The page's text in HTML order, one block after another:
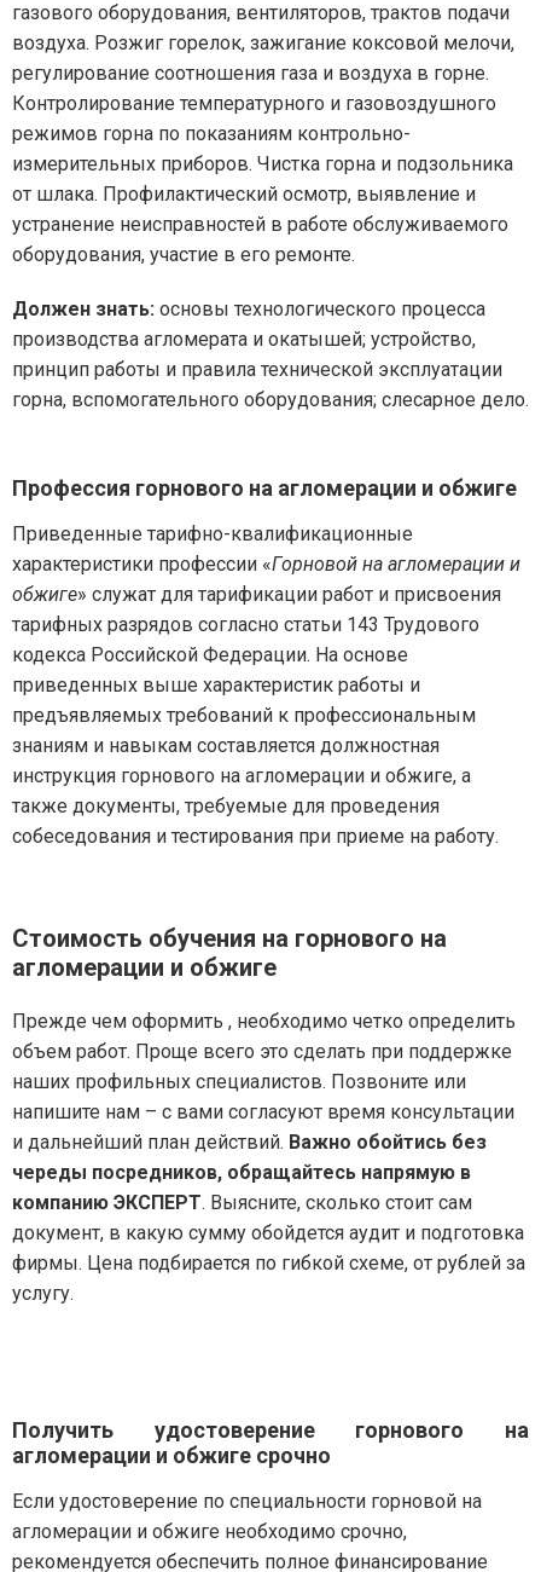
газового оборудования, вентиляторов, трактов подачи
воздуха. Розжиг горелок, зажигание коксовой мелочи,
регулирование соотношения газа и воздуха в горне.
Контролирование температурного и газовоздушного
режимов горна по показаниям контрольно-
измерительных приборов. Чистка горна и подзольника
от шлака. Профилактический осмотр, выявление и
устранение неисправностей в работе обслуживаемого
оборудования, участие в его ремонте.
Должен знать: основы технологического процесса
производства агломерата и окатышей; устройство,
принцип работы и правила технической эксплуатации
горна, вспомогательного оборудования; слесарное дело.
Профессия горнового на агломерации и обжиге
Приведенные тарифно-квалификационные
характеристики профессии «Горновой на агломерации и
обжиге» служат для тарификации работ и присвоения
тарифных разрядов согласно статьи 143 Трудового
кодекса Российской Федерации. На основе
приведенных выше характеристик работы и
предъявляемых требований к профессиональным
знаниям и навыкам составляется должностная
инструкция горнового на агломерации и обжиге, а
также документы, требуемые для проведения
собеседования и тестирования при приеме на работу.
Стоимость обучения на горнового на
агломерации и обжиге
Прежде чем оформить , необходимо четко определить
объем работ. Проще всего это сделать при поддержке
наших профильных специалистов. Позвоните или
напишите нам – с вами согласуют время консультации
и дальнейший план действий. Важно обойтись без
череды посредников, обращайтесь напрямую в
компанию ЭКСПЕРТ. Выясните, сколько стоит сам
документ, в какую сумму обойдется аудит и подготовка
фирмы. Цена подбирается по гибкой схеме, от рублей за
услугу.
Получить удостоверение горнового на
агломерации и обжиге срочно
Если удостоверение по специальности горновой на
агломерации и обжиге необходимо срочно,
рекомендуется обеспечить полное финансирование